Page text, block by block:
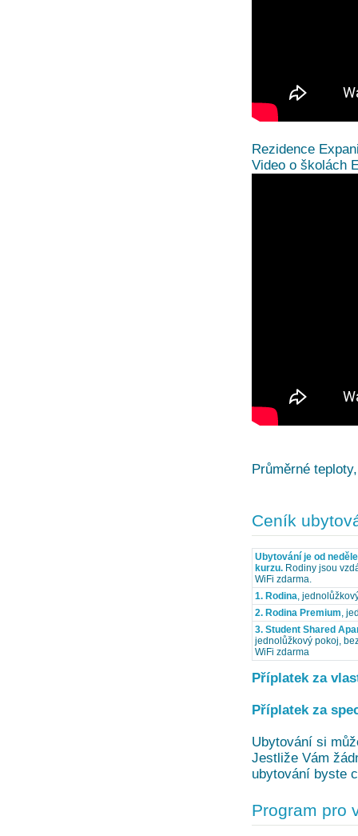
Rezidence
Video o školách
Průměrné
Ceník
Ubytování je od
kurzu.Rodiny jsou
WiFi zdarma.
1. Rodina,
2. Rodina Premium,
3. Student Shared
jednolůžkový pokoj,
WiFi zdarma
Příplatek za
Příplatek za
Ubytování si
Jestliže Vám
ubytování byste
Program pro